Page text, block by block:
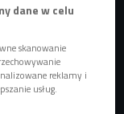
"Będzie głośno!
piosenki znajdą
AG Carmen -
w tym gronie.
dane w celu
skanowanie
reklamy i
usług.